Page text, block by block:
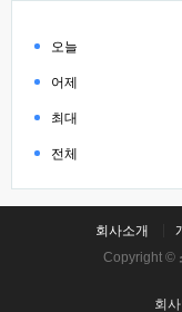
오늘
어제
최대
전체
회사소개
Copyright ©
회